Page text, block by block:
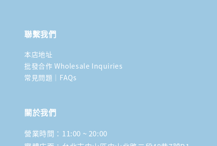
聯繫我們
本店地址
批發合作 Wholesale Inquiries
常見問題｜FAQs
關於我們
營業時間：11:00 ~ 20:00